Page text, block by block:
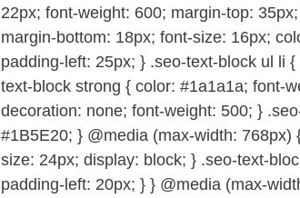
22px; font-weight: 600; margin-top:
margin-bottom: 18px; font-size: 16px;
padding-left: 25px; } .seo-text-block ul li
text-block strong { color: #1a1a1a; font-
decoration: none; font-weight: 500; }
#1B5E20; } @media (max-width:
size: 24px; display: block; } .seo-text-
padding-left: 20px; } } @media (max-